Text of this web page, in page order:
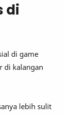
di
di game
di kalangan
lebih sulit